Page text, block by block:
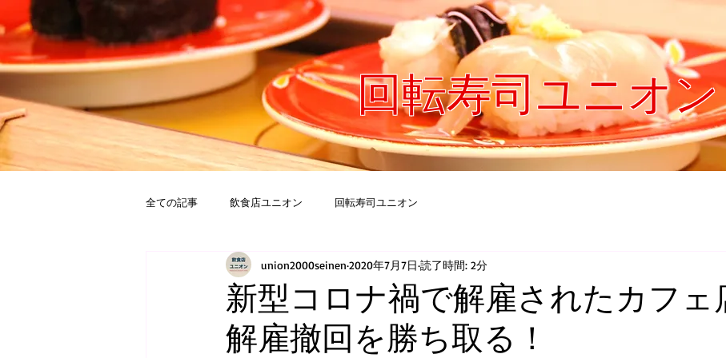
回転寿司ユニオン
全ての記事 飲食店ユニオン 回転寿司ユニオン
新型コロナ禍で解雇されたカフェ
解雇撤回を勝ち取る！
union2000seinen 2020年7月7日 読了時間: 2分